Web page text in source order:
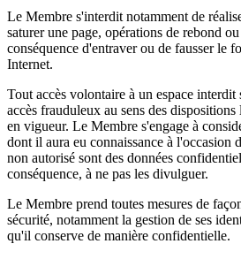
Le Membre s'interdit notamment de
saturer une page, opérations de rebond
conséquence d'entraver ou de fausser le
Internet.
Tout accès volontaire à un espace interdit
accès frauduleux au sens des dispositions
en vigueur. Le Membre s'engage à
dont il aura eu connaissance à l'occasion
non autorisé sont des données
conséquence, à ne pas les divulguer.
Le Membre prend toutes mesures de
sécurité, notamment la gestion de ses
qu'il conserve de manière confidentielle.